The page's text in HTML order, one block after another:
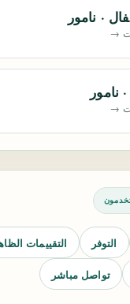
· نامور
→
نامور
→
التوفر التقييمات
تواصل مباشر